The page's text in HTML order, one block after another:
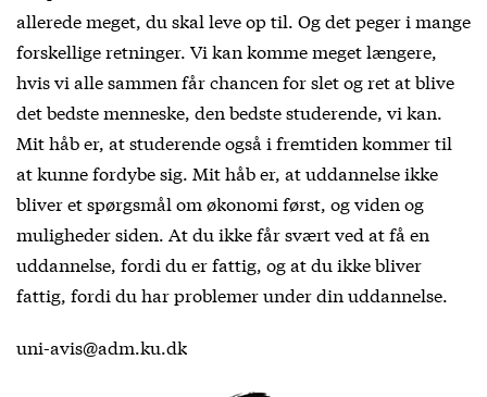
allerede meget, du skal leve op til. Og det peger i mange
forskellige retninger. Vi kan komme meget længere,
hvis vi alle sammen får chancen for slet og ret at blive
det bedste menneske, den bedste studerende, vi kan.
Mit håb er, at studerende også i fremtiden kommer til
at kunne fordybe sig. Mit håb er, at uddannelse ikke
bliver et spørgsmål om økonomi først, og viden og
muligheder siden. At du ikke får svært ved at få en
uddannelse, fordi du er fattig, og at du ikke bliver
fattig, fordi du har problemer under din uddannelse.
uni-avis@adm.ku.dk